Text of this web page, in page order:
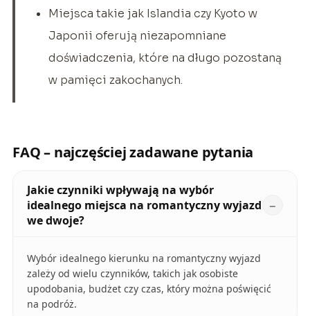
Miejsca takie jak Islandia czy Kyoto w
Japonii oferują niezapomniane
doświadczenia, które na długo pozostaną
w pamięci zakochanych.
FAQ – najczęściej zadawane pytania
Jakie czynniki wpływają na wybór
idealnego miejsca na romantyczny wyjazd
we dwoje?
Wybór idealnego kierunku na romantyczny wyjazd
zależy od wielu czynników, takich jak osobiste
upodobania, budżet czy czas, który można poświęcić
na podróż.